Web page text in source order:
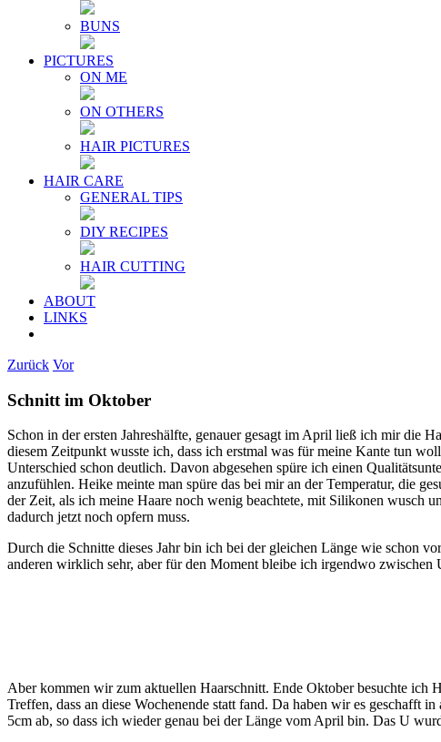
BUNS
PICTURES
ON ME
ON OTHERS
HAIR PICTURES
HAIR CARE
GENERAL TIPS
DIY RECIPES
HAIR CUTTING
ABOUT
LINKS
Zurück Vor
Schnitt im Oktober
Schon in der ersten Jahreshälfte, genauer gesagt im April ließ ich mir die
diesem Zeitpunkt wusste ich, dass ich erstmal was für meine Kante tun
Unterschied schon deutlich. Davon abgesehen spüre ich einen
anzufühlen. Heike meinte man spüre das bei mir an der Temperatur, die
der Zeit, als ich meine Haare noch wenig beachtete, mit Silikonen wusch
dadurch jetzt noch opfern muss.
Durch die Schnitte dieses Jahr bin ich bei der gleichen Länge wie schon
anderen wirklich sehr, aber für den Moment bleibe ich irgendwo zwischen
Aber kommen wir zum aktuellen Haarschnitt. Ende Oktober besuchte ich
Treffen, dass an diese Wochenende statt fand. Da haben wir es geschafft
5cm ab, so dass ich wieder genau bei der Länge vom April bin. Das U